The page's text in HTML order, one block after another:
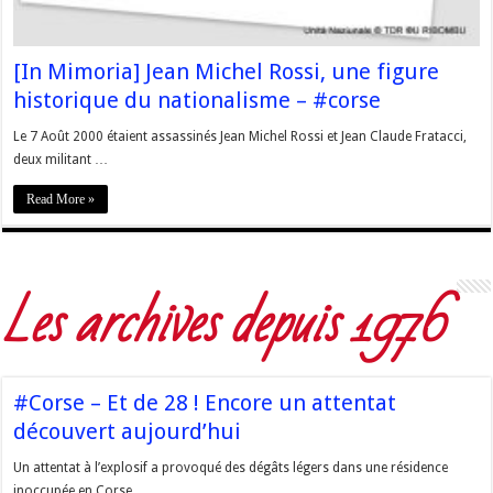
[In Mimoria] Jean Michel Rossi, une figure
historique du nationalisme – #corse
Le 7 Août 2000 étaient assassinés Jean Michel Rossi et Jean Claude Fratacci,
deux militant …
Read More »
Les archives depuis 1976
#Corse – Et de 28 ! Encore un attentat
découvert aujourd’hui
Un attentat à l’explosif a provoqué des dégâts légers dans une résidence